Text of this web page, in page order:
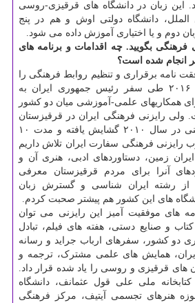
زبان در دانشگاه های قرقیزی-روسی
الملل، دانشگاه دولتی اوش و هم در پنج
دوم و یا اختیاری آموزش داده می شود.
فرهنگی بگویید. چه اقدامات و برنامه های
انجام شده است؟
نامه برقراری و تنظیم روابط فرهنگی را
منعقد کرده و در سال ۲۰۱۶ طی سفر رئیس جمهوری ایران به
همکاریهای علمی-آموزشی میان دو کشور
رایزنی فرهنگی ایران در قرقیزستان
چند سال پیش از آن یعنی در سال ۲۰۱۰ گشایش یافته و مدت ۱۰
فرهنگی سفارت ایران تلاش داریم
زمین، دستاوردهای ادبی، هنری آن و
آنرا برای مردم قرقیزستان معرفی
از رشته ایران شناسی و گسترش زبان
های این کشور هم پیشتر صحبت کردم.
های موفقیت آمیز این رایزنی می توان
و صنایع دستی، هفته های فیلم، تبادل
دو کشور، سفرهای ارباب جراید و رسانه
همایش های علمی مشترک، ترجمه و
های قرقیزی و روسی را یاد شده قرار داد.
ملی علی قول عثمانف، دانشگاه
هنرهای تجسمی آیتیف، مرکز فرهنگی